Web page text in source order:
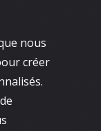
nous
créer